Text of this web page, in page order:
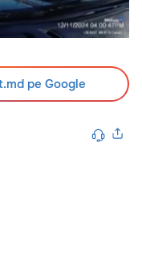
pe Google